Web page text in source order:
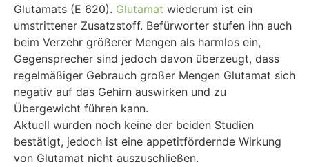
Glutamats (E 620). Glutamat wiederum ist ein
umstrittener Zusatzstoff. Befürworter stufen ihn auch
beim Verzehr größerer Mengen als harmlos ein,
Gegensprecher sind jedoch davon überzeugt, dass
regelmäßiger Gebrauch großer Mengen Glutamat sich
negativ auf das Gehirn auswirken und zu
Übergewicht führen kann.
Aktuell wurden noch keine der beiden Studien
bestätigt, jedoch ist eine appetitfördernde Wirkung
von Glutamat nicht auszuschließen.